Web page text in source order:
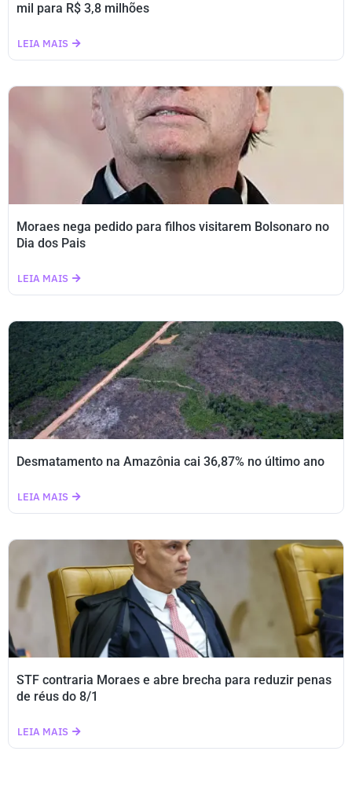
mil para R$ 3,8 milhões
LEIA MAIS
Moraes nega pedido para filhos visitarem Bolsonaro no
Dia dos Pais
LEIA MAIS
Desmatamento na Amazônia cai 36,87% no último ano
LEIA MAIS
STF contraria Moraes e abre brecha para reduzir penas
de réus do 8/1
LEIA MAIS